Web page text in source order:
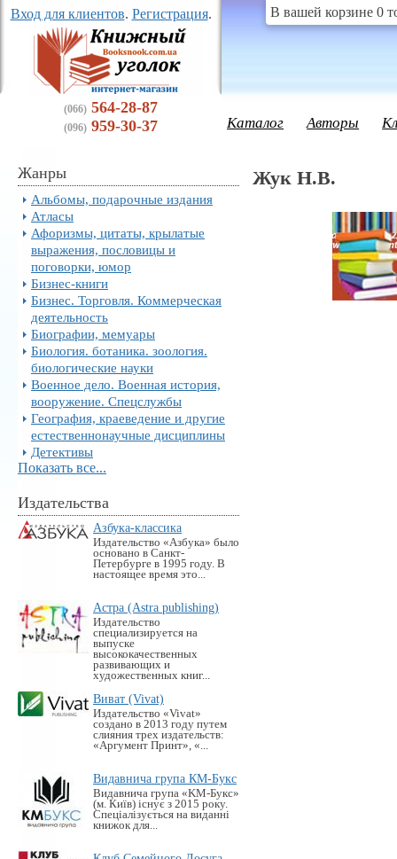
Вход для клиентов. Регистрация.
(066) 564-28-87
(096) 959-30-37
В вашей корзине 0
Каталог Авторы
Жанры
Альбомы, подарочные издания
Атласы
Афоризмы, цитаты, крылатые
выражения, пословицы и
поговорки, юмор
Бизнес-книги
Бизнес. Торговля. Коммерческая
деятельность
Биографии, мемуары
Биология. ботаника. зоология.
биологические науки
Военное дело. Военная история,
вооружение. Спецслужбы
География, краеведение и другие
естественнонаучные дисциплины
Детективы
Показать все...
Издательства
Азбука-классика
Издательство «Азбука» было
основано в Санкт-
Петербурге в 1995 году. В
настоящее время это...
Астра (Astra publishing)
Издательство
специализируется на
выпуске
высококачественных
развивающих и
художественных книг...
Виват (Vivat)
Издательство «Vivat»
создано в 2013 году путем
слияния трех издательств:
«Аргумент Принт», «...
Видавнича група КМ-Букс
Видавнича група «KM-Букс»
(м. Київ) існує з 2015 року.
Спеціалізується на виданні
книжок для...
Жук Н.В.